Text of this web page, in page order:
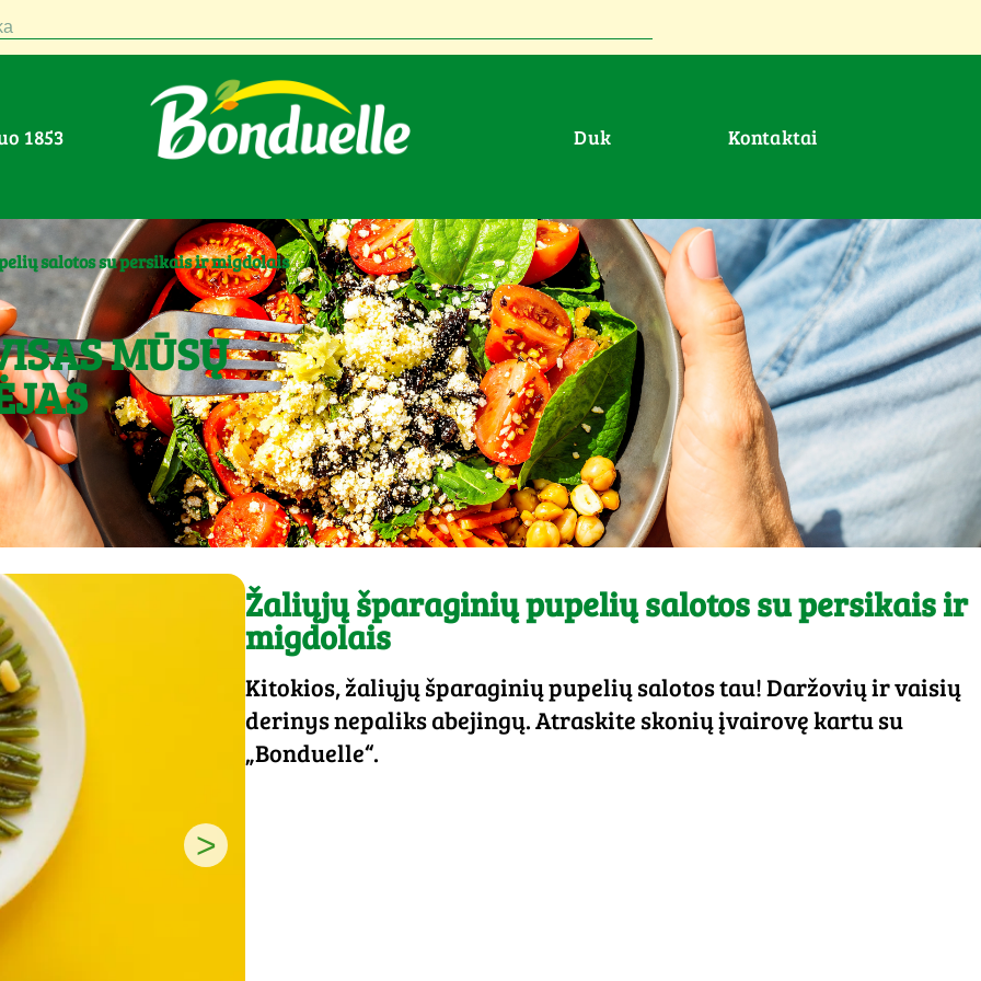
1853 duk Kontaktai
salotos su persikais ir migdolais
MŪSŲ
>
Žaliųjų šparaginių pupelių salotos su persikais ir
migdolais
Kitokios, žaliųjų šparaginių pupelių salotos tau! Daržovių ir vaisių
derinys nepaliks abejingų. Atraskite skonių įvairovę kartu su
„Bonduelle“.